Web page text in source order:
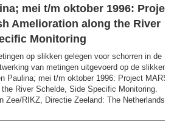
mei t/m oktober 1996: Project
Amelioration along the River
Monitoring
op slikken gelegen voor schorren in de
van metingen uitgevoerd op de slikken
Paulina; mei t/m oktober 1996: Project
River Schelde, Side Specific Monitoring.
Zee/RIKZ, Directie Zeeland: The Netherlands.